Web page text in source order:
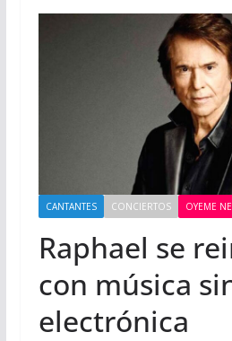
CANTANTES CONCIERTOS OYEME
Raphael se
con música
electrónica